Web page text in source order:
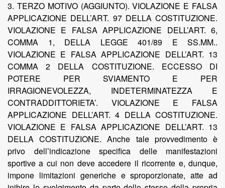
3. TERZO MOTIVO (AGGIUNTO). VIOLAZIONE E FALSA
APPLICAZIONE DELL’ART. 97 DELLA COSTITUZIONE.
VIOLAZIONE E FALSA APPLICAZIONE DELL’ART. 6,
COMMA 1, DELLA LEGGE 401/89 E SS.MM..
VIOLAZIONE E FALSA APPLICAZIONE DELL’ART. 13
COMMA 2 DELLA COSTITUZIONE. ECCESSO DI
POTERE PER SVIAMENTO E PER
IRRAGIONEVOLEZZA, INDETERMINATEZZA E
CONTRADDITTORIETA’. VIOLAZIONE E FALSA
APPLICAZIONE DELL’ART. 4 DELLA COSTITUZIONE.
VIOLAZIONE E FALSA APPLICAZIONE DELL’ART. 13
DELLA COSTITUZIONE. Anche tale provvedimento è
privo dell’indicazione specifica delle manifestazioni
sportive a cui non deve accedere il ricorrente e, dunque,
impone limitazioni generiche e sproporzionate, atte ad